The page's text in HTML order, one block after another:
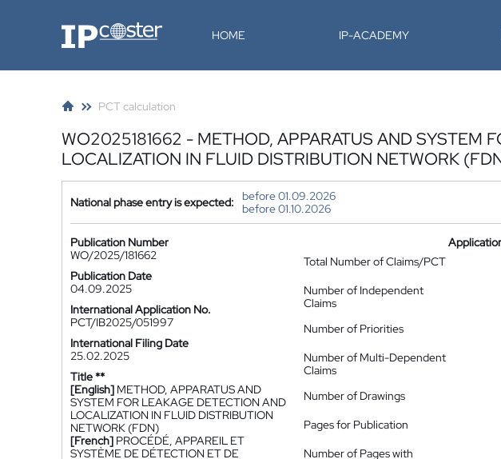
IP-Coster HOME IP-ACADEMY
PCT calculation
WO2025181662 - METHOD, APPARATUS AND SYSTEM
LOCALIZATION IN FLUID DISTRIBUTION NETWORK
National phase entry is expected:
before 01.09.2026
before 01.10.2026
Publication Number
WO/2025/181662
Publication Date
04.09.2025
International Application No.
PCT/IB2025/051997
International Filing Date
25.02.2025
Title **
[English] METHOD, APPARATUS AND
SYSTEM FOR LEAKAGE DETECTION AND
LOCALIZATION IN FLUID DISTRIBUTION
NETWORK (FDN)
[French] PROCÉDÉ, APPAREIL ET
SYSTÈME DE DÉTECTION ET DE
Total Number of Claims/PCT
Number of Independent
Claims
Number of Priorities
Number of Multi-Dependent
Claims
Number of Drawings
Pages for Publication
Number of Pages with